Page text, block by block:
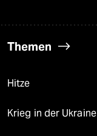
Themen
Hitze
Krieg in der Ukraine